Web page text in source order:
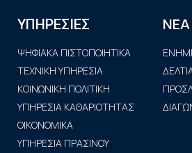
ΥΠΗΡΕΣΙΕΣ
ΨΗΦΙΑΚΑ ΠΙΣΤΟΠΟΙΗΤΙΚΑ
ΤΕΧΝΙΚΗ ΥΠΗΡΕΣΙΑ
ΚΟΙΝΩΝΙΚΗ ΠΟΛΙΤΙΚΗ
ΥΠΗΡΕΣΙΑ ΚΑΘΑΡΙΟΤΗΤΑΣ
ΟΙΚΟΝΟΜΙΚΑ
ΥΠΗΡΕΣΙΑ ΠΡΑΣΙΝΟΥ
ΝΕΑ